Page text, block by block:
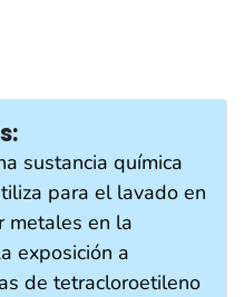
sustancia química
para el lavado en
metales en la
exposición a
de tetracloroetileno